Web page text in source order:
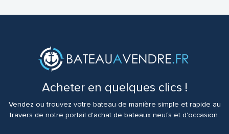
Acheter en quelques clics !
Vendez ou trouvez votre bateau de manière simple et rapide au
travers de notre portail d'achat de bateaux neufs et d'occasion.